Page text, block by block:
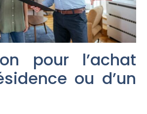
pour l’achat
ou d’un